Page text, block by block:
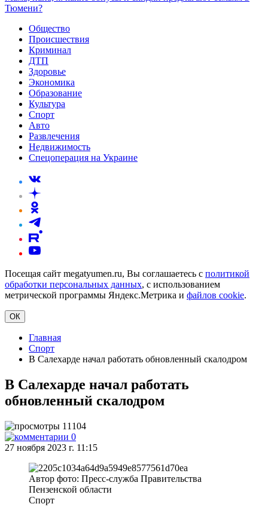
Тюмени?
Общество
Происшествия
Криминал
ДТП
Здоровье
Экономика
Образование
Культура
Спорт
Авто
Развлечения
Недвижимость
Спецоперация на Украине
Посещая сайт megatyumen.ru, Вы соглашаетесь с политикой
обработки персональных данных, с использованием
метрической программы Яндекс.Метрика и файлов cookie.
ОК
Главная
Спорт
В Салехарде начал работать обновленный скалодром
В Салехарде начал работать
обновленный скалодром
11104
0
27 ноября 2023 г. 11:15
Автор фото: Пресс-служба Правительства
Пензенской области
Спорт